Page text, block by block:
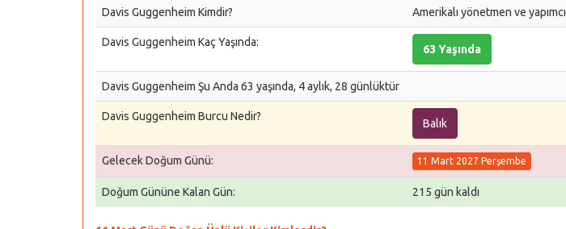
Davis Guggenheim Kimdir? Amerikalı yönetmen ve yapımcı
Davis Guggenheim Kaç Yaşında:
63 Yaşında
Davis Guggenheim Şu Anda 63 yaşında, 4 aylık, 28 günlüktür
Davis Guggenheim Burcu Nedir?
Balık
Gelecek Doğum Günü: 11 Mart 2027 Perşembe
Doğum Gününe Kalan Gün: 215 gün kaldı